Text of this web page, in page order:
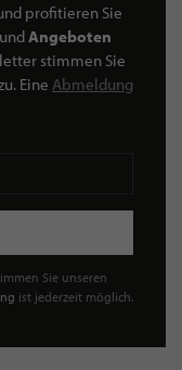
profitieren Sie
undAngeboten
stimmen Sie
Eine Abmeldung
Sie unseren
ist jederzeit möglich.